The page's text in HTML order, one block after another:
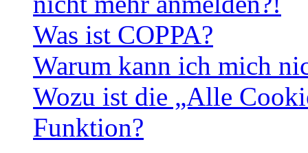
Was ist COPPA?
Warum kann ich mich
Wozu ist die „Alle
Funktion?